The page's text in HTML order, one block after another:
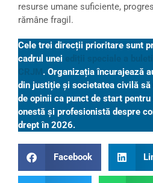
resurse umane suficiente,
rămâne fragil.
Cele trei direcții prioritare sunt
cadrul unei
. Organizația încurajează
din justiție și societatea civilă
de opinii ca punct de start
onestă și profesionistă despre
drept în 2026.
Facebook